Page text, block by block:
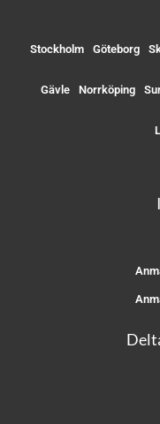
Stockholm Göteborg
Gävle Norrköping